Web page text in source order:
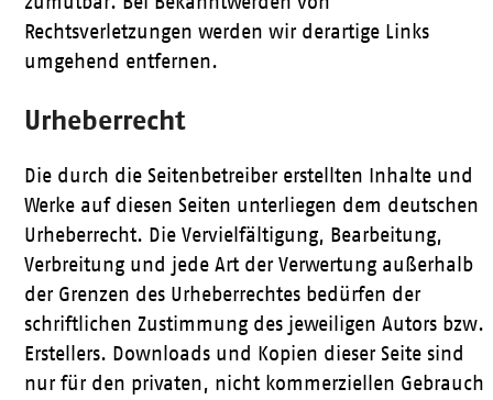
Rechtsverletzungen werden wir derartige Links
umgehend entfernen.
Urheberrecht
Die durch die Seitenbetreiber erstellten Inhalte und
Werke auf diesen Seiten unterliegen dem deutschen
Urheberrecht. Die Vervielfältigung, Bearbeitung,
Verbreitung und jede Art der Verwertung außerhalb
der Grenzen des Urheberrechtes bedürfen der
schriftlichen Zustimmung des jeweiligen Autors bzw.
Erstellers. Downloads und Kopien dieser Seite sind
nur für den privaten, nicht kommerziellen Gebrauch